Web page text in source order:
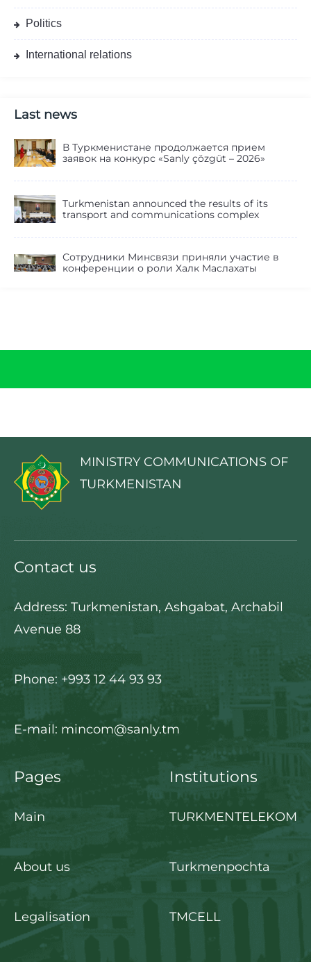
Politics
International relations
Last news
В Туркменистане продолжается прием
заявок на конкурс «Sanly çözgüt – 2026»
Turkmenistan announced the results of its
transport and communications complex
Сотрудники Минсвязи приняли участие в
конференции о роли Халк Маслахаты
MINISTRY COMMUNICATIONS OF
TURKMENISTAN
Contact us
Address: Turkmenistan, Ashgabat, Archabil
Avenue 88
Phone: +993 12 44 93 93
E-mail: mincom@sanly.tm
Pages
Main
About us
Legalisation
Institutions
TURKMENTELEKOM
Turkmenpochta
TMCELL